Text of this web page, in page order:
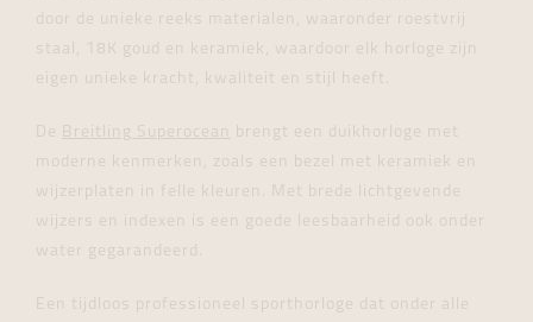
door de unieke reeks materialen, waaronder roestvrij
staal, 18K goud en keramiek, waardoor elk horloge zijn
eigen unieke kracht, kwaliteit en stijl heeft.
De Breitling Superocean
brengt een duikhorloge met
moderne kenmerken, zoals een bezel met keramiek en
wijzerplaten in felle kleuren. Met brede lichtgevende
wijzers en indexen is een goede leesbaarheid ook onder
water gegarandeerd.
Een tijdloos professioneel sporthorloge dat onder alle